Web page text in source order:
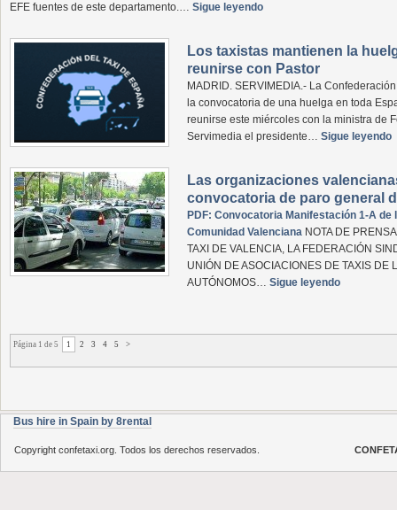
EFE fuentes de este departamento.… Sigue leyendo
Los taxistas mantienen la
reunirse con Pastor
MADRID. SERVIMEDIA.- La
la convocatoria de una huelga en toda
reunirse este miércoles con la ministra de
Servimedia el presidente… Sigue leyendo
Las organizaciones
convocatoria de paro general
PDF: Convocatoria Manifestación 1-A de
Comunidad Valenciana NOTA DE
TAXI DE VALENCIA, LA FEDERACIÓN
UNIÓN DE ASOCIACIONES DE TAXIS DE
AUTÓNOMOS… Sigue leyendo
Página 1 de 5 1 2 3 4 5 >
Bus hire in Spain by 8rental
Copyright confetaxi.org. Todos los derechos reservados.